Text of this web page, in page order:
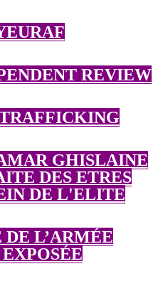
REVIEW
GHISLAINE
DES ETRES
DE L'ELITE
L’ARMÉE